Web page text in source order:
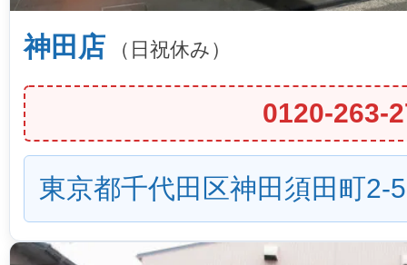
神田店 （日祝休み）
0120-263-
東京都千代田区神田須田町2-